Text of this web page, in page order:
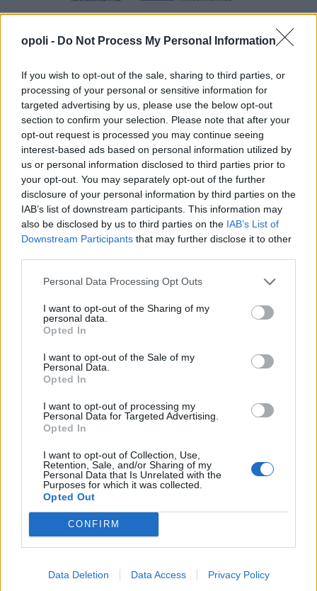
opoli - Do Not Process My Personal Information
If you wish to opt-out of the sale, sharing to third parties, or
processing of your personal or sensitive information for
targeted advertising by us, please use the below opt-out
section to confirm your selection. Please note that after your
opt-out request is processed you may continue seeing
interest-based ads based on personal information utilized by
us or personal information disclosed to third parties prior to
your opt-out. You may separately opt-out of the further
disclosure of your personal information by third parties on the
IAB’s list of downstream participants. This information may
also be disclosed by us to third parties on the IAB’s List of
Downstream Participants that may further disclose it to other
Personal Data Processing Opt Outs
I want to opt-out of the Sharing of my
personal data.
Opted In
I want to opt-out of the Sale of my
Personal Data.
Opted In
I want to opt-out of processing my
Personal Data for Targeted Advertising.
Opted In
I want to opt-out of Collection, Use,
Retention, Sale, and/or Sharing of my
Personal Data that Is Unrelated with the
Purposes for which it was collected.
Opted Out
CONFIRM
Data Deletion Data Access Privacy Policy